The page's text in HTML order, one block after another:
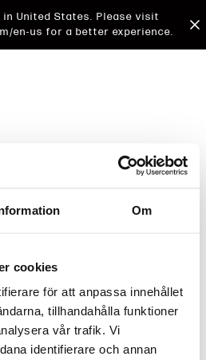
Om
cookies
för att anpassa innehållet
tillhandahålla funktioner
vår trafik. Vi
identifierare och annan
United States. Please visit
en-us for a better experience.
An error report has
be investigated.
to refresh the website. If the
try waiting a moment or
your browser.